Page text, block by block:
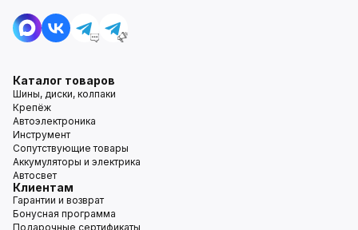
Каталог товаров
Шины, диски, колпаки
Крепёж
Автоэлектроника
Инструмент
Сопутствующие товары
Аккумуляторы и электрика
Автосвет
Клиентам
Гарантии и возврат
Бонусная программа
Подарочные сертификаты